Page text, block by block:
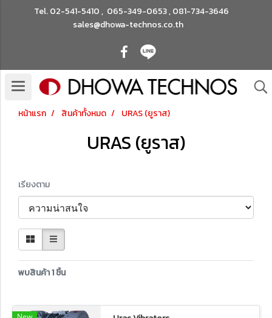
Tel.02-541-5410, 065-349-0653,081-734-3646
sales@dhowa-technos.co.th
หน้าแรก สินค้าทั้งหมด URAS (ยูราส)
URAS (ยูราส)
เรียงตาม
พบสินค้า 1 ชิ้น